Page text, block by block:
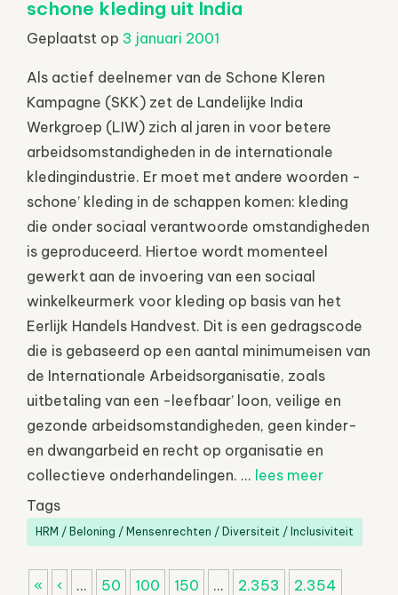
schone kleding uit India
Geplaatst op 3 januari 2001
Als actief deelnemer van de Schone Kleren
Kampagne (SKK) zet de Landelijke India
Werkgroep (LIW) zich al jaren in voor betere
arbeidsomstandigheden in de internationale
kledingindustrie. Er moet met andere woorden -
schone’ kleding in de schappen komen: kleding
die onder sociaal verantwoorde omstandigheden
is geproduceerd. Hiertoe wordt momenteel
gewerkt aan de invoering van een sociaal
winkelkeurmerk voor kleding op basis van het
Eerlijk Handels Handvest. Dit is een gedragscode
die is gebaseerd op een aantal minimumeisen van
de Internationale Arbeidsorganisatie, zoals
uitbetaling van een -leefbaar’ loon, veilige en
gezonde arbeidsomstandigheden, geen kinder-
en dwangarbeid en recht op organisatie en
collectieve onderhandelingen. ... lees meer
Tags
HRM / Beloning / Mensenrechten / Diversiteit / Inclusiviteit
« ‹ ... 50 100 150 ... 2.353
2.354